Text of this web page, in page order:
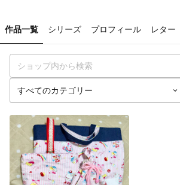
作品一覧 シリーズ プロフィール レター